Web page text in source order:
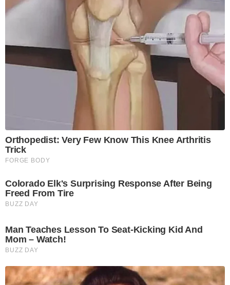
Orthopedist: Very Few Know This Knee Arthritis
Trick
FORGE BODY
Colorado Elk's Surprising Response After Being
Freed From Tire
BUZZ DAY
Man Teaches Lesson To Seat-Kicking Kid And
Mom – Watch!
BUZZ DAY